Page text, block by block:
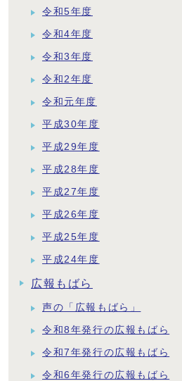
令和5年度
令和4年度
令和3年度
令和2年度
令和元年度
平成30年度
平成29年度
平成28年度
平成27年度
平成26年度
平成25年度
平成24年度
広報もばら
声の「広報もばら」
令和8年発行の広報もばら
令和7年発行の広報もばら
令和6年発行の広報もばら